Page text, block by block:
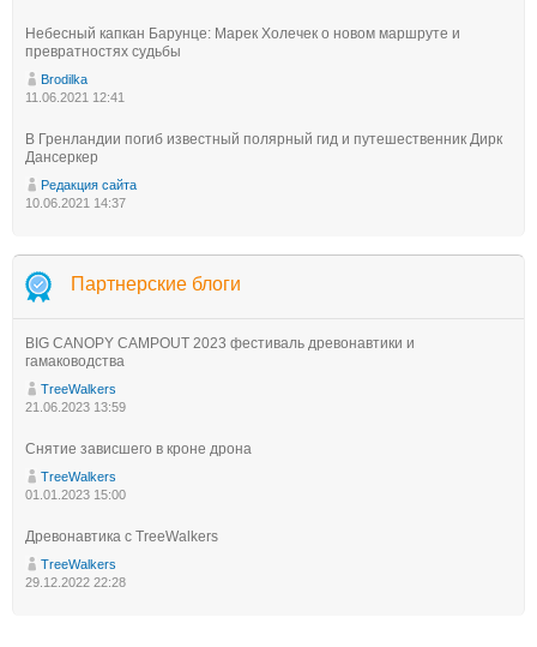
Небесный капкан Барунце: Марек Холечек о новом маршруте и
превратностях судьбы
Brodilka
11.06.2021 12:41
В Гренландии погиб известный полярный гид и путешественник Дирк
Дансеркер
Редакция сайта
10.06.2021 14:37
Партнерские блоги
BIG CANOPY CAMPOUT 2023 фестиваль древонавтики и
гамаководства
TreeWalkers
21.06.2023 13:59
Снятие зависшего в кроне дрона
TreeWalkers
01.01.2023 15:00
Древонавтика с TreeWalkers
TreeWalkers
29.12.2022 22:28